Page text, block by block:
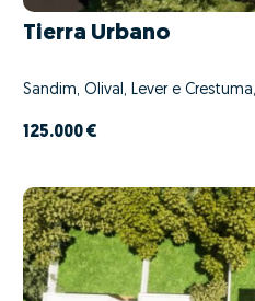
Tierra Urbano
Sandim, Olival, Lever e
125.000 €